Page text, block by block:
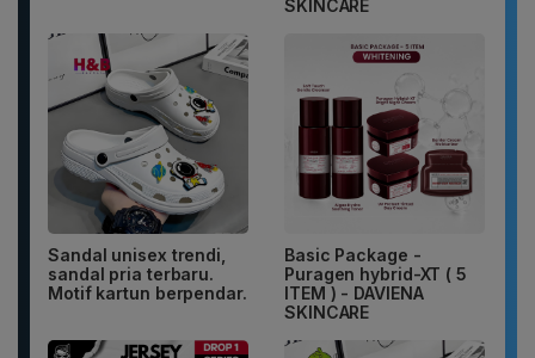
SKINCARE
Sandal unisex trendi,
sandal pria terbaru.
Motif kartun berpendar.
Basic Package -
Puragen hybrid-XT ( 5
ITEM ) - DAVIENA
SKINCARE